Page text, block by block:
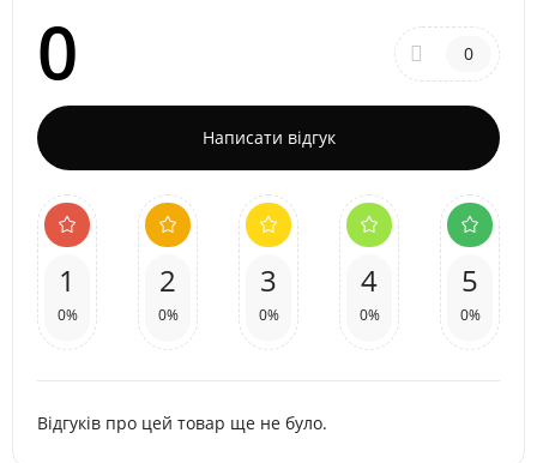
0 0
Написати відгук
1
0%
2
0%
3
0%
4
0%
5
0%
Відгуків про цей товар ще не було.